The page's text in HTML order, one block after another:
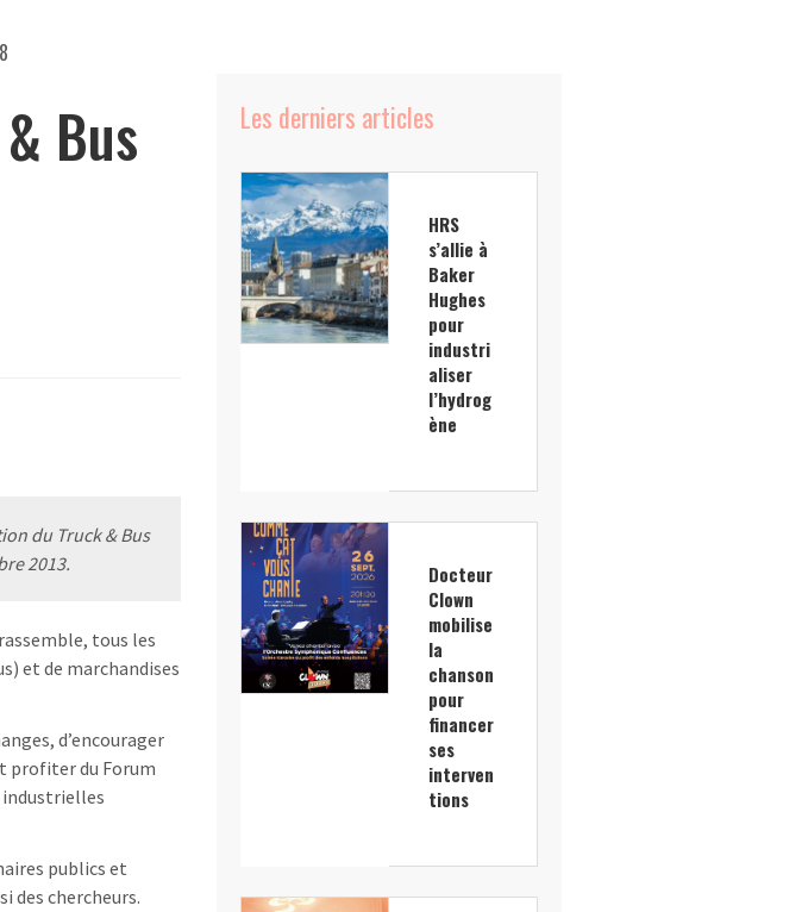
Bus
du Truck & Bus
2013.
tous les
et de marchandises
d’encourager
profiter du Forum
industrielles
publics et
des chercheurs.
Les derniers articles
HRS
s’allie à
Baker
Hughes
pour
industri
aliser
l’hydrog
ène
Docteur
Clown
mobilise
la
chanson
pour
financer
ses
interven
tions